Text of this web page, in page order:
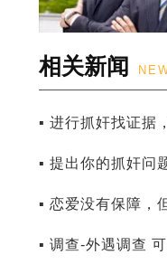
相关新闻
▪ 进行抓奸找证据
▪ 提出你的抓奸问
▪ 恋爱没有保障，
▪ 调查-外遇调查